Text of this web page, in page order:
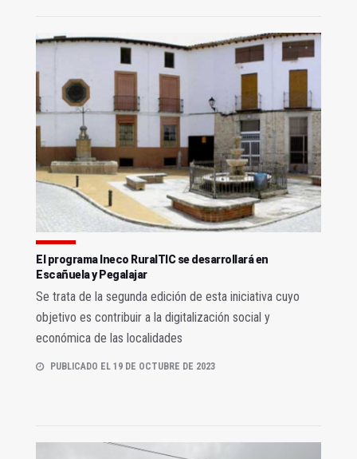
El programa Ineco RuralTIC se desarrollará en
Escañuela y Pegalajar
Se trata de la segunda edición de esta iniciativa cuyo
objetivo es contribuir a la digitalización social y
económica de las localidades
PUBLICADO EL 19 DE OCTUBRE DE 2023